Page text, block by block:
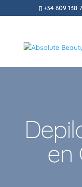
+34 609 138
en